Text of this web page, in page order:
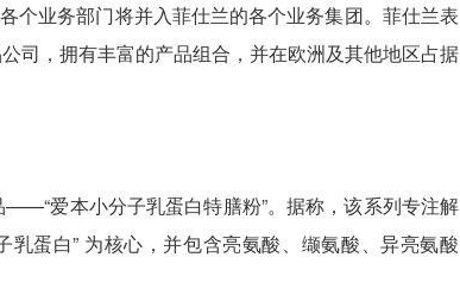
个业务部门将并入菲仕兰的各个业务集团。菲仕兰表
司，拥有丰富的产品组合，并在欧洲及其他地区占据
爱本小分子乳蛋白特膳粉”。据称，该系列专注解
蛋白” 为核心，并包含亮氨酸、缬氨酸、异亮氨酸